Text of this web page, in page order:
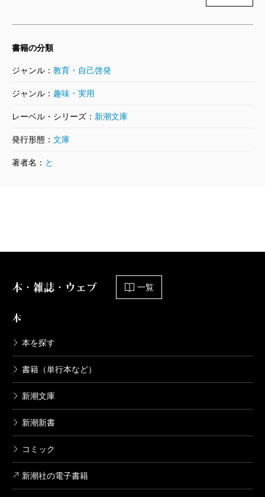
書籍の分類
ジャンル： 教育・自己啓発
ジャンル： 趣味・実用
レーベル・シリーズ： 新潮文庫
発行形態： 文庫
著者名： と
本・雑誌・ウェブ 一覧
本
本を探す
書籍（単行本など）
新潮文庫
新潮新書
コミック
新潮社の電子書籍